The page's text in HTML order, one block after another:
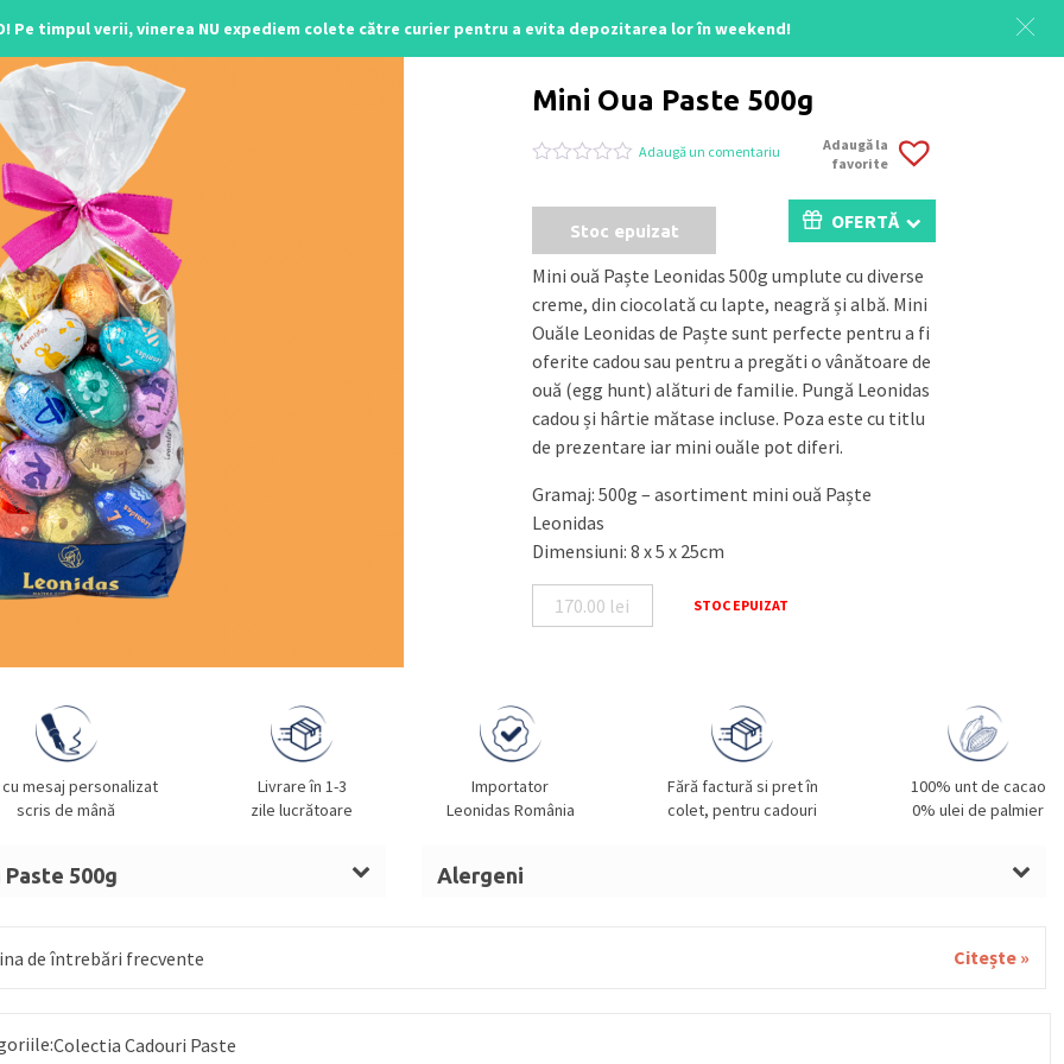
Pe timpul verii, vinerea NU expediem colete către curier pentru a evita depozitarea lor în weekend!
Mini Oua Paste 500g
5
pe
a
evaluări
la
clienți
Adaugă un comentariu
Adaugă la
favorite
Stoc epuizat OFERTĂ
Mini ouă Paște Leonidas 500g umplute cu diverse
creme, din ciocolată cu lapte, neagră și albă. Mini
Ouăle Leonidas de Paște sunt perfecte pentru a fi
oferite cadou sau pentru a pregăti o vânătoare de
ouă (egg hunt) alături de familie. Pungă Leonidas
cadou și hârtie mătase incluse. Poza este cu titlu
de prezentare iar mini ouăle pot diferi.
Gramaj: 500g – asortiment mini ouă Paște
Leonidas
Dimensiuni: 8 x 5 x 25cm
170.00 lei STOC EPUIZAT
cu mesaj personalizat
scris de mână
Livrare în 1-3
zile lucrătoare
Importator
Leonidas România
Fără factură si pret în
colet, pentru cadouri
100% unt de cacao
0% ulei de palmier
500g
cacao,LAPTEpraf integral, masă de
condensat îndulcit,UNT
Alergeni
SOIA. Poate contine urme de nuci (fistic, nuci), gluten (orz) si ouă.
de întrebări frecvente Citește »
Colectia Cadouri Paste